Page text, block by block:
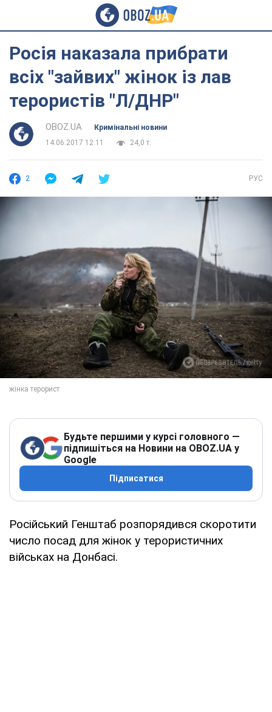
Росія наказала прибрати
всіх "зайвих" жінок із лав
терористів "Л/ДНР"
OBOZ.UA
Кримінальні новини
14.06.2017 12:11
24,0 т.
2 РУС
Будьте першими у курсі головного —
підпишіться на Новини на OBOZ.UA у
Google
Підписатися
Російський Генштаб розпорядився скоротити
число посад для жінок у терористичних
військах на Донбасі.